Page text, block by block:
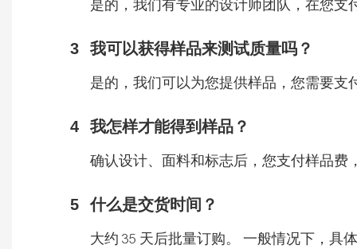
是的，我们有专业的设计师团队，在您
3 我可以获得样品来测试质量吗？
是的，我们可以为您提供样品，您需要
4 我怎样才能得到样品？
确认设计、面料和标志后，您支付样品
5 什么是交货时间？
大约 35 天后批量订购。 一般情况下，具